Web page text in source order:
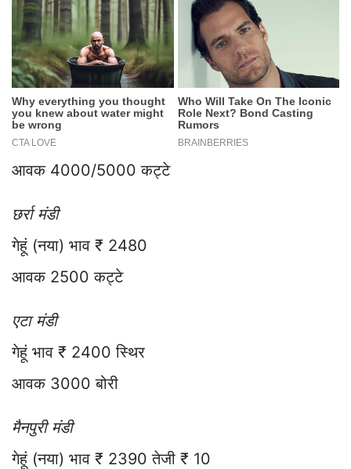
आवक 4000/5000 कट्टे
छर्रा मंडी
गेहूं (नया) भाव ₹ 2480
आवक 2500 कट्टे
एटा मंडी
गेहूं भाव ₹ 2400 स्थिर
आवक 3000 बोरी
मैनपुरी मंडी
गेहूं (नया) भाव ₹ 2390 तेजी ₹ 10